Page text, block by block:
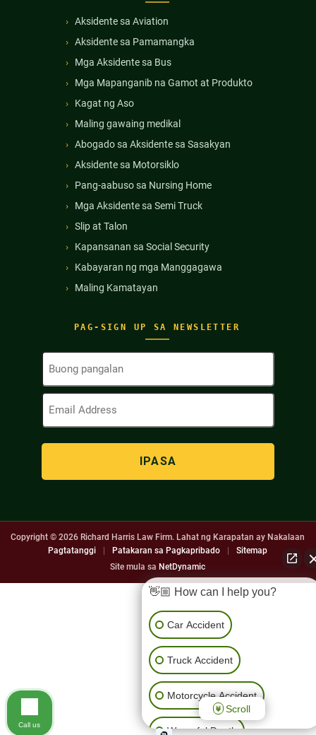
PAG-SIGN UP SA NEWSLETTER
Buong
(Kinakailangan)
Email
(Kinakailangan)
Aksidente sa Aviation
Aksidente sa Pamamangka
Mga Aksidente sa Bus
Mga Mapanganib na Gamot at Produkto
Kagat ng Aso
Maling gawaing medikal
Abogado sa Aksidente sa Sasakyan
Aksidente sa Motorsiklo
Pang-aabuso sa Nursing Home
Mga Aksidente sa Semi Truck
Slip at Talon
Kapansanan sa Social Security
Kabayaran ng mga Manggagawa
Maling Kamatayan
Copyright © 2026 Richard Harris Law Firm. Lahat ng Karapatan ay Nakalaan
Pagtatanggi
Patakaran sa Pagkapribado
Sitemap
Site mula sa NetDynamic
👋🏼 How can I help you?
Car Accident
Truck Accident
Motorcycle Accident
Wrongful Death
Scroll
Call us